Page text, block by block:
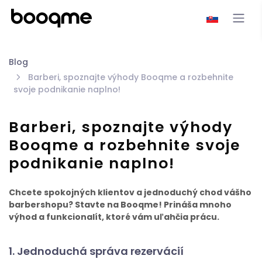
Blog
Barberi, spoznajte výhody Booqme a rozbehnite
svoje podnikanie naplno!
Barberi, spoznajte výhody
Booqme a rozbehnite svoje
podnikanie naplno!
Chcete spokojných klientov a jednoduchý chod vášho
barbershopu? Stavte na Booqme! Prináša mnoho
výhod a funkcionalít, ktoré vám uľahčia prácu.
1. Jednoduchá správa rezervácií